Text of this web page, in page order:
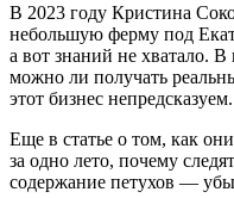
В 2023 году Кристина
небольшую ферму под
а вот знаний не хватало.
можно ли получать
этот бизнес непредсказуем.
Еще в статье о том, как
за одно лето, почему
содержание петухов —